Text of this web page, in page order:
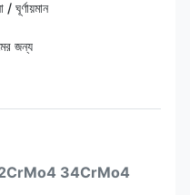
/ ঘূর্ণায়মান
জন্য
42CrMo4 34CrMo4